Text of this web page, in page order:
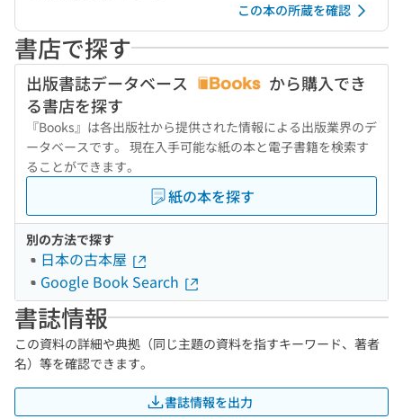
この本の所蔵を確認
書店で探す
出版書誌データベース
から購入でき
る書店を探す
『Books』は各出版社から提供された情報による出版業界のデ
ータベースです。 現在入手可能な紙の本と電子書籍を検索す
ることができます。
紙の本を探す
別の方法で探す
日本の古本屋
Google Book Search
書誌情報
この資料の詳細や典拠（同じ主題の資料を指すキーワード、著者
名）等を確認できます。
書誌情報を出力